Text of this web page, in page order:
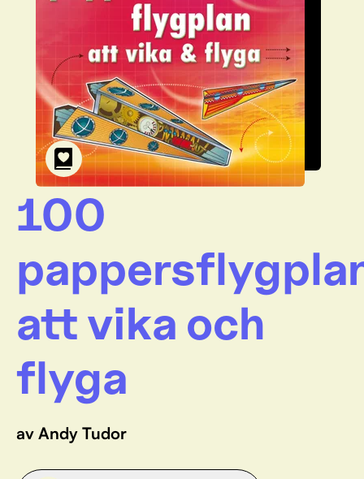
100
att vika och
flyga
av Andy Tudor